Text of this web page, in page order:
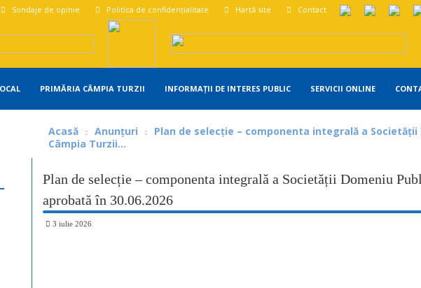
Sondaje de opinie Politica de confidențialitate Hartă site Contact
PRIMĂRIA CÂMPIA TURZII INFORMAȚII DE INTERES PUBLIC SERVICII ONLINE
Acasă Anunțuri
Plan de selecție – componenta integrală a Societății
Câmpia Turzii...
Plan de selecție – componenta integrală a Societății Domeniu
aprobată în 30.06.2026
3 iulie 2026